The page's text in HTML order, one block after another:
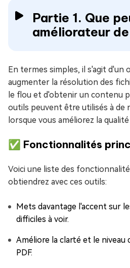
Partie 1. Que
améliorateur
En termes simples, il s'agit d'un
augmenter la résolution des
le flou et d'obtenir un contenu
outils peuvent être utilisés à de
lorsque vous améliorez la qualité
✅ Fonctionnalités
Voici une liste des
obtiendrez avec ces outils:
Mets davantage l'accent sur
difficiles à voir.
Améliore la clarté et le niveau
PDF.